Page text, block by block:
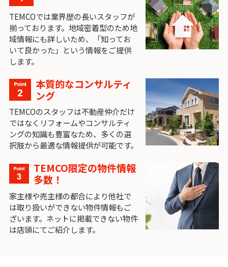
TEMCOでは業界歴の長いスタッフが
揃っております。地域密着型のため地
域情報にも詳しいため、「知ってお
いて良かった」という情報をご提供
します。
本質的なコンサルティ
ング
TEMCOのスタッフは不動産仲介だけ
ではなくリフォームやコンサルティ
ングの知識も豊富なため、多くの選
択肢から最適な情報提供が可能です。
TEMCO限定の物件情報
多数！
家主様や売主様の都合により他社で
は取り扱いができない物件情報もご
ざいます。ネットに掲載できない物件
は店頭にてご紹介します。